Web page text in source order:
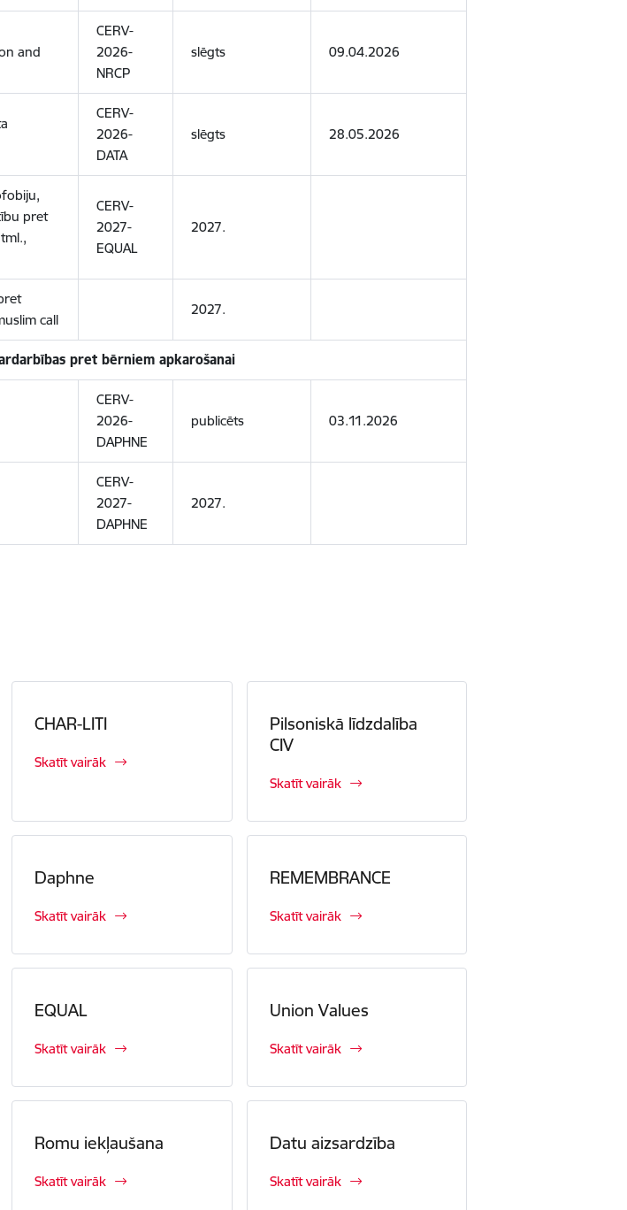
and
CERV-
2026-
NRCP
slēgts 09.04.2026
CERV-
2026-
DATA
slēgts 28.05.2026
pret
CERV-
2027-
EQUAL
2027.
call
2027.
pret bērniem apkarošanai
CERV-
2026-
DAPHNE
publicēts 03.11.2026
CERV-
2027-
DAPHNE
2027.
CHAR-LITI
Skatīt vairāk
Pilsoniskā līdzdalība
CIV
Skatīt vairāk
Daphne
Skatīt vairāk
REMEMBRANCE
Skatīt vairāk
EQUAL
Skatīt vairāk
Union Values
Skatīt vairāk
Romu iekļaušana
Skatīt vairāk
Datu aizsardzība
Skatīt vairāk